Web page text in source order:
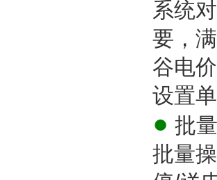
系统
要，
谷电
设置
● 批
批量